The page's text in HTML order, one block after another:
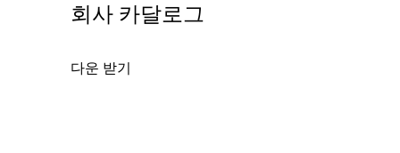
회사 카달로그
다운 받기